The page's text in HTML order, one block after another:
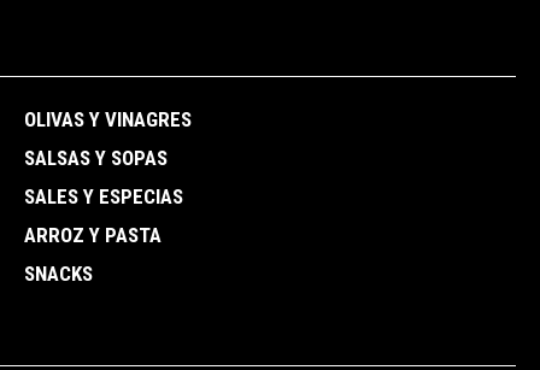
OLIVAS Y VINAGRES
SALSAS Y SOPAS
SALES Y ESPECIAS
ARROZ Y PASTA
SNACKS